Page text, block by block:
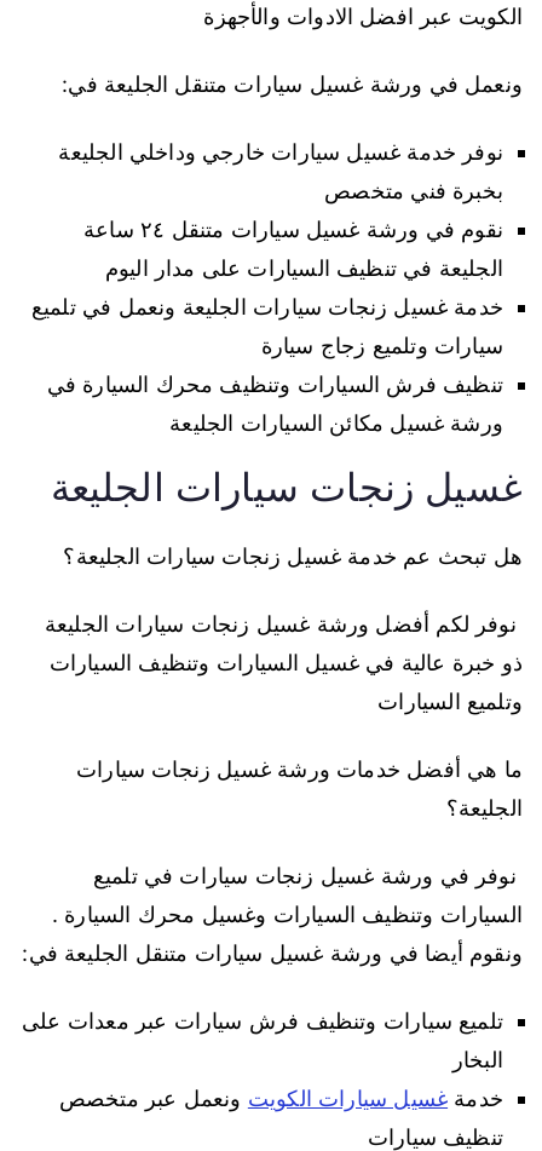
الكويت عبر افضل الادوات والأجهزة
ونعمل في ورشة غسيل سيارات متنقل الجليعة في:
نوفر خدمة غسيل سيارات خارجي وداخلي الجليعة
بخبرة فني متخصص
نقوم في ورشة غسيل سيارات متنقل ٢٤ ساعة
الجليعة في تنظيف السيارات على مدار اليوم
خدمة غسيل زنجات سيارات الجليعة ونعمل في تلميع
سيارات وتلميع زجاج سيارة
تنظيف فرش السيارات وتنظيف محرك السيارة في
ورشة غسيل مكائن السيارات الجليعة
غسيل زنجات سيارات الجليعة
هل تبحث عم خدمة غسيل زنجات سيارات الجليعة؟
نوفر لكم أفضل ورشة غسيل زنجات سيارات الجليعة
ذو خبرة عالية في غسيل السيارات وتنظيف السيارات
وتلميع السيارات
ما هي أفضل خدمات ورشة غسيل زنجات سيارات
الجليعة؟
نوفر في ورشة غسيل زنجات سيارات في تلميع
السيارات وتنظيف السيارات وغسيل محرك السيارة .
ونقوم أيضا في ورشة غسيل سيارات متنقل الجليعة في:
تلميع سيارات وتنظيف فرش سيارات عبر معدات على
البخار
خدمة غسيل سيارات الكويت ونعمل عبر متخصص
تنظيف سيارات